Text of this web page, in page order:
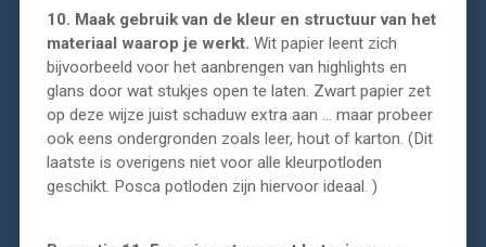
10. Maak gebruik van de kleur en structuur van het
materiaal waarop je werkt. Wit papier leent zich
bijvoorbeeld voor het aanbrengen van highlights en
glans door wat stukjes open te laten. Zwart papier zet
op deze wijze juist schaduw extra aan … maar probeer
ook eens ondergronden zoals leer, hout of karton. (Dit
laatste is overigens niet voor alle kleurpotloden
geschikt. Posca potloden zijn hiervoor ideaal. )